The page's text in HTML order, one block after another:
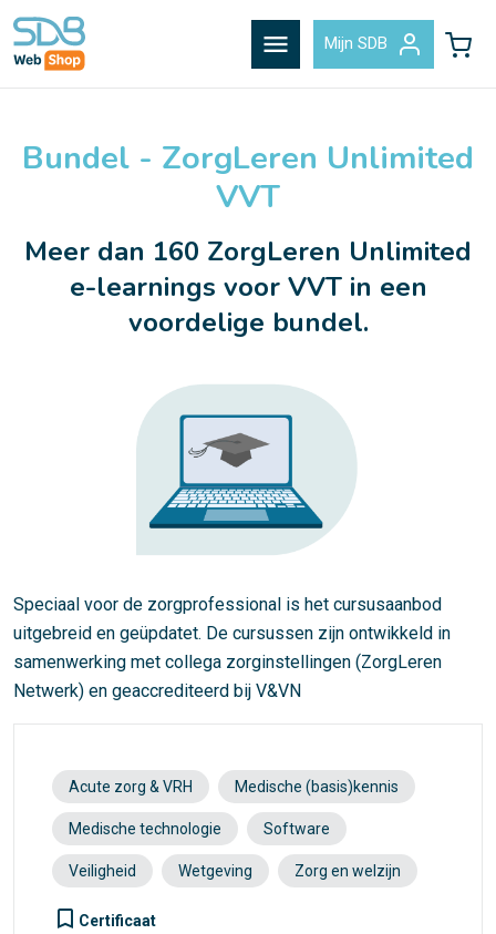
menu Mijn SDB
Bundel - ZorgLeren Unlimited
VVT
Meer dan 160 ZorgLeren Unlimited
e-learnings voor VVT in een
voordelige bundel.
Speciaal voor de zorgprofessional is het cursusaanbod
uitgebreid en geüpdatet. De cursussen zijn ontwikkeld in
samenwerking met collega zorginstellingen (ZorgLeren
Netwerk) en geaccrediteerd bij V&VN
Acute zorg & VRH Medische (basis)kennis
Medische technologie Software
Veiligheid Wetgeving Zorg en welzijn
turned_in_not Certificaat